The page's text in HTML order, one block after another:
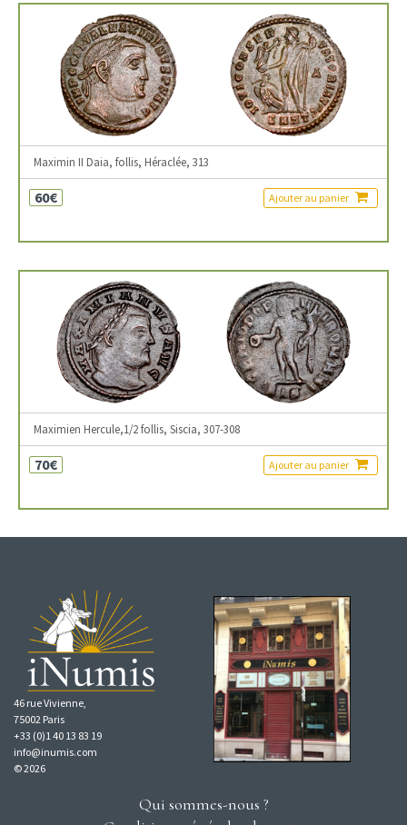
Maximin II Daia, follis, Héraclée, 313
60€ Ajouter au panier
Maximien Hercule,1/2 follis, Siscia, 307-308
70€ Ajouter au panier
46 rue Vivienne,
75002 Paris
+33 (0)1 40 13 83 19
info@inumis.com
© 2026
Qui sommes-nous ?